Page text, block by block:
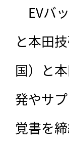
EVバ
と本田
国）と
発やサ
覚書を